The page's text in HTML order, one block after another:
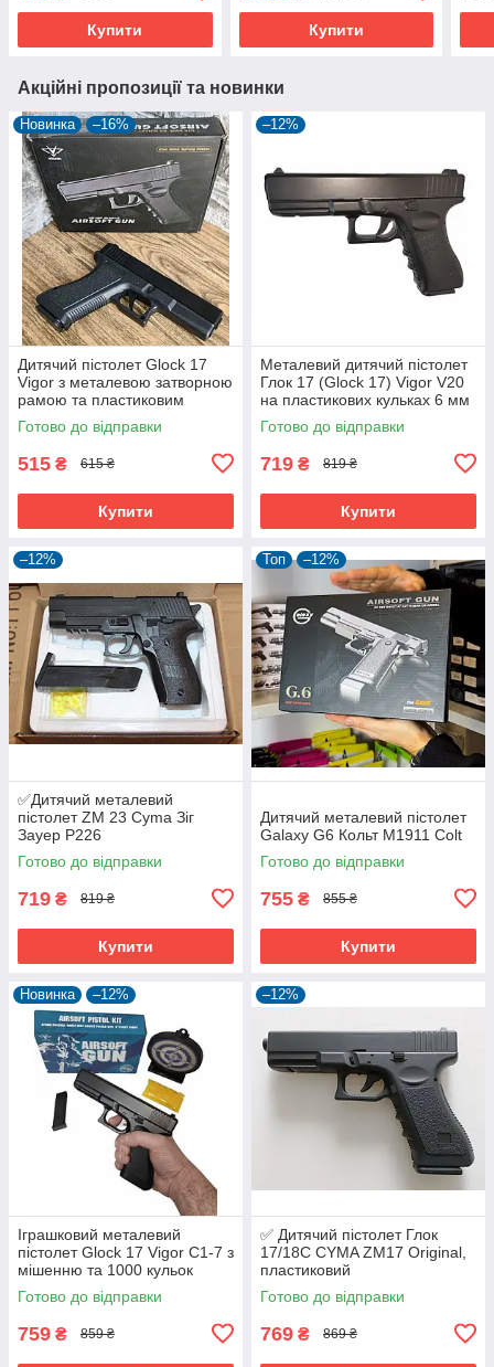
Купити Купити
Акційні пропозиції та новинки
Новинка –16%
Дитячий пістолет Glock 17
Vigor з металевою затворною
рамою та пластиковим
корпусом
Готово до відправки
515 ₴ 615 ₴
Купити
–12%
Металевий дитячий пістолет
Глок 17 (Glock 17) Vigor V20
на пластикових кульках 6 мм
Готово до відправки
719 ₴ 819 ₴
Купити
–12%
✅Дитячий металевий
пістолет ZM 23 Cyma Зіг
Зауер Р226
Готово до відправки
719 ₴ 819 ₴
Купити
Топ –12%
Дитячий металевий пістолет
Galaxy G6 Кольт М1911 Colt
Готово до відправки
755 ₴ 855 ₴
Купити
Новинка –12%
Іграшковий металевий
пістолет Glock 17 Vigor C1-7 з
мішенню та 1000 кульок
Готово до відправки
759 ₴ 859 ₴
–12%
✅ Дитячий пістолет Глок
17/18C CYMA ZM17 Original,
пластиковий
Готово до відправки
769 ₴ 869 ₴